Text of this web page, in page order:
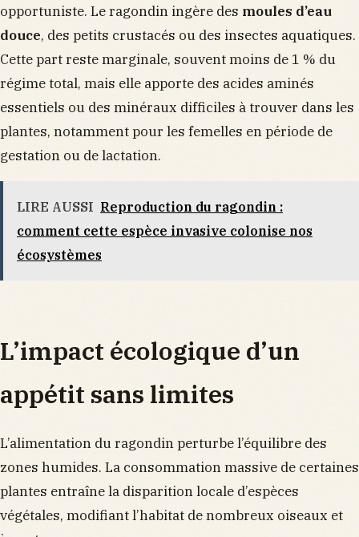
opportuniste. Le ragondin ingère des moules d’eau
douce, des petits crustacés ou des insectes aquatiques.
Cette part reste marginale, souvent moins de 1 % du
régime total, mais elle apporte des acides aminés
essentiels ou des minéraux difficiles à trouver dans les
plantes, notamment pour les femelles en période de
gestation ou de lactation.
LIRE AUSSI Reproduction du ragondin :
comment cette espèce invasive colonise nos
écosystèmes
L’impact écologique d’un
appétit sans limites
L’alimentation du ragondin perturbe l’équilibre des
zones humides. La consommation massive de certaines
plantes entraîne la disparition locale d’espèces
végétales, modifiant l’habitat de nombreux oiseaux et